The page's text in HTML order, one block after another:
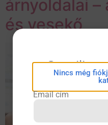
árnyoldalai
és vesekő
Nincs még
Email cím